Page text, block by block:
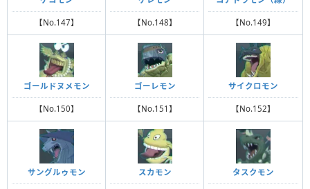
【No.147】 【No.148】 【No.149】
ゴールドヌメモン
【No.150】
ゴーレモン
【No.151】
サイクロモン
【No.152】
サングルゥモン スカモン タスクモン